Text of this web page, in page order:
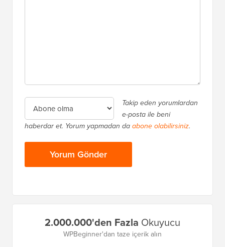
Takip eden yorumlardan
e-posta ile beni
haberdar et. Yorum yapmadan daabone olabilirsiniz.
2.000.000'den Fazla Okuyucu
WPBeginner'dan taze içerik alın